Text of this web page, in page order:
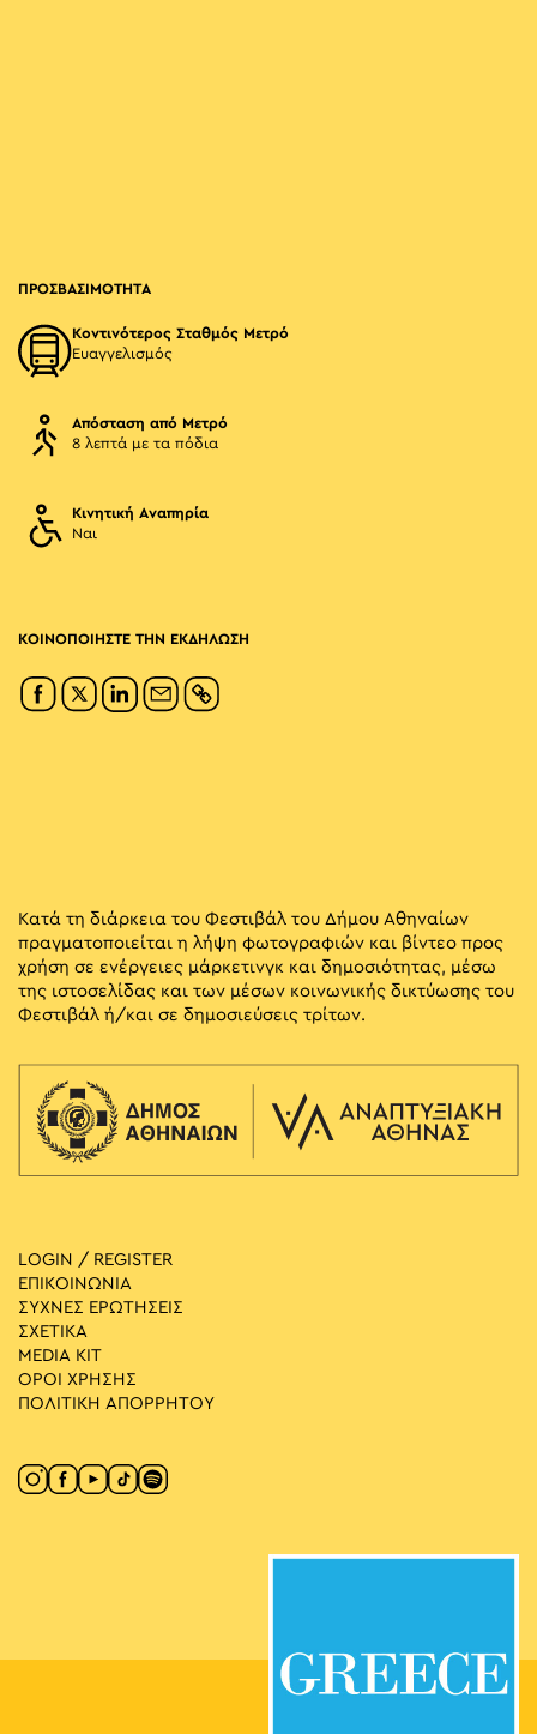
ΠΡΟΣΒΑΣΙΜΟΤΗΤΑ
Κοντινότερος Σταθμός Μετρό
Ευαγγελισμός
Απόσταση από Μετρό
8 λεπτά με τα πόδια
Κινητική Αναπηρία
Ναι
ΚΟΙΝΟΠΟΙΗΣΤΕ ΤΗΝ ΕΚΔΗΛΩΣΗ
Κατά τη διάρκεια του Φεστιβάλ του Δήμου Αθηναίων
πραγματοποιείται η λήψη φωτογραφιών και βίντεο προς
χρήση σε ενέργειες μάρκετινγκ και δημοσιότητας, μέσω
της ιστοσελίδας και των μέσων κοινωνικής δικτύωσης του
Φεστιβάλ ή/και σε δημοσιεύσεις τρίτων.
LOGIN / REGISTER
ΕΠΙΚΟΙΝΩΝΙΑ
ΣΥΧΝΕΣ ΕΡΩΤΗΣΕΙΣ
ΣΧΕΤΙΚΑ
MEDIA ΚIT
ΟΡΟΙ ΧΡΗΣΗΣ
ΠΟΛΙΤΙΚΗ ΑΠΟΡΡΗΤΟΥ